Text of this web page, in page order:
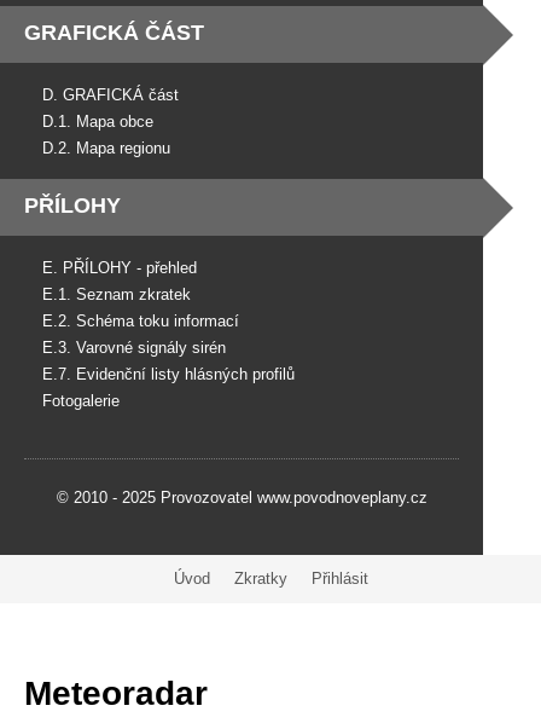
GRAFICKÁ ČÁST
D. GRAFICKÁ část
D.1. Mapa obce
D.2. Mapa regionu
PŘÍLOHY
E. PŘÍLOHY - přehled
E.1. Seznam zkratek
E.2. Schéma toku informací
E.3. Varovné signály sirén
E.7. Evidenční listy hlásných profilů
Fotogalerie
© 2010 - 2025 Provozovatel www.povodnoveplany.cz
Úvod Zkratky Přihlásit
Meteoradar